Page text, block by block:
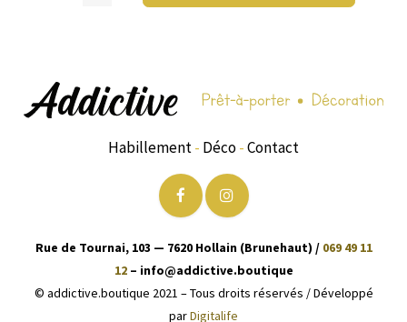
Habillement- Déco-Contact
Rue de Tournai, 103 — 7620 Hollain (Brunehaut) / 069 49 11
12– info@addictive.boutique
© addictive.boutique 2021 – Tous droits réservés / Développé
parDigitalife